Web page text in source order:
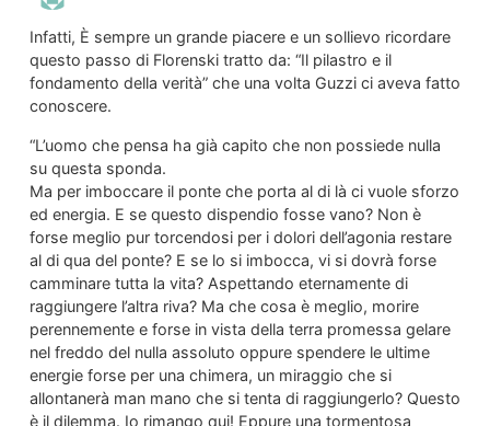
Infatti, È sempre un grande piacere e un sollievo ricordare
questo passo di Florenski tratto da: “Il pilastro e il
fondamento della verità” che una volta Guzzi ci aveva fatto
conoscere.
“L’uomo che pensa ha già capito che non possiede nulla
su questa sponda.
Ma per imboccare il ponte che porta al di là ci vuole sforzo
ed energia. E se questo dispendio fosse vano? Non è
forse meglio pur torcendosi per i dolori dell’agonia restare
al di qua del ponte? E se lo si imbocca, vi si dovrà forse
camminare tutta la vita? Aspettando eternamente di
raggiungere l’altra riva? Ma che cosa è meglio, morire
perennemente e forse in vista della terra promessa gelare
nel freddo del nulla assoluto oppure spendere le ultime
energie forse per una chimera, un miraggio che si
allontanerà man mano che si tenta di raggiungerlo? Questo
è il dilemma. Io rimango qui! Eppure una tormentosa